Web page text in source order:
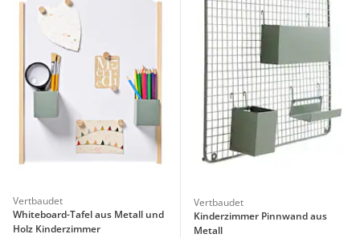
Vertbaudet
Whiteboard-Tafel aus Metall und
Holz Kinderzimmer
Vertbaudet
Kinderzimmer Pinnwand aus
Metall